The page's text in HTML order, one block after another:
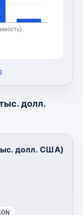
долл.
долл. США)